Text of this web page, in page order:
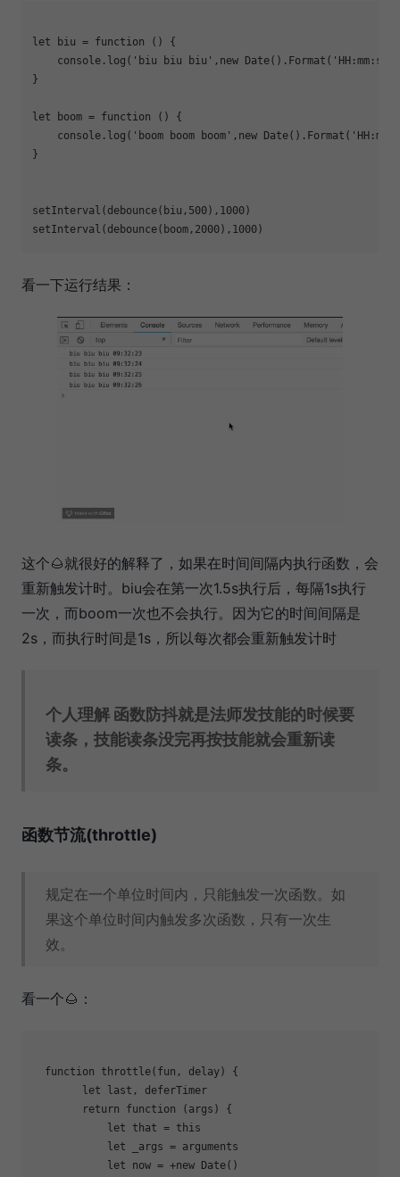
let biu = function ( ) {
console .log( 'biu biu biu' , new Date().Format( 'HH:mm:ss'
}
let boom = function ( ) {
console .log( 'boom boom boom' , new Date().Format(
}
setInterval(debounce(biu, 500), 1000)
setInterval(debounce(boom, 2000), 1000
看一下运行结果：
这个🌰就很好的解释了，如果在时间间隔内执行函数，会
重新触发计时。biu会在第一次1.5s执行后，每隔1s执行
一次，而boom一次也不会执行。因为它的时间间隔是
2s，而执行时间是1s，所以每次都会重新触发计时
个人理解 函数防抖就是法师发技能的时候要
读条，技能读条没完再按技能就会重新读
条。
函数节流(throttle)
规定在一个单位时间内，只能触发一次函数。如
果这个单位时间内触发多次函数，只有一次生
效。
看一个🌰：
function throttle( fun, delay ) {
let last, deferTimer
return
function ( args ) {
let that = this
let _args = arguments
let now = +new Date()